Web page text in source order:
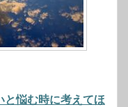
と悩む時に考えてほ